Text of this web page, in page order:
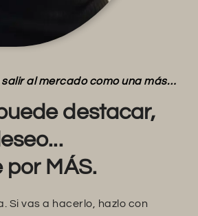
salir al mercado como una más…
destacar,
MÁS.
Si vas a hacerlo, hazlo con